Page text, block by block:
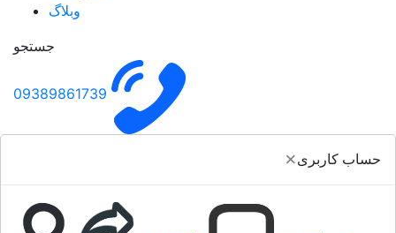
وبلاگ
جستجو
09389861739
×حساب کاربری